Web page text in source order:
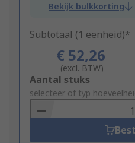
Bekijk bulkkorting
Subtotaal (1 eenheid)*
€ 52,26
(excl. BTW)
Add
to
Basket
Aantal stuks
selecteer of typ